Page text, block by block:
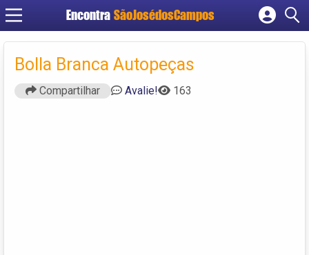
Encontra SãoJosédosCampos
Cadastrar empresa
Criar conta
Bolla Branca Autopeças
Compartilhar Avalie! 163